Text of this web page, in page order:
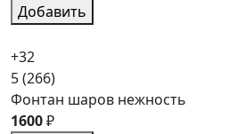
Добавить
+32
5(266)
Фонтан шаров нежность
1600₽